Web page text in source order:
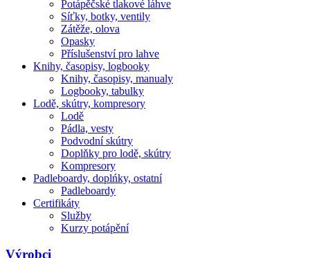
Potápěčské tlakové láhve
Síťky, botky, ventily
Zátěže, olova
Opasky
Příslušenství pro lahve
Knihy, časopisy, logbooky
Knihy, časopisy, manualy
Logbooky, tabulky
Lodě, skútry, kompresory
Lodě
Pádla, vesty
Podvodní skútry
Doplňky pro lodě, skútry
Kompresory
Padleboardy, doplńky, ostatní
Padleboardy
Certifikáty
Služby
Kurzy potápění
Výrobci